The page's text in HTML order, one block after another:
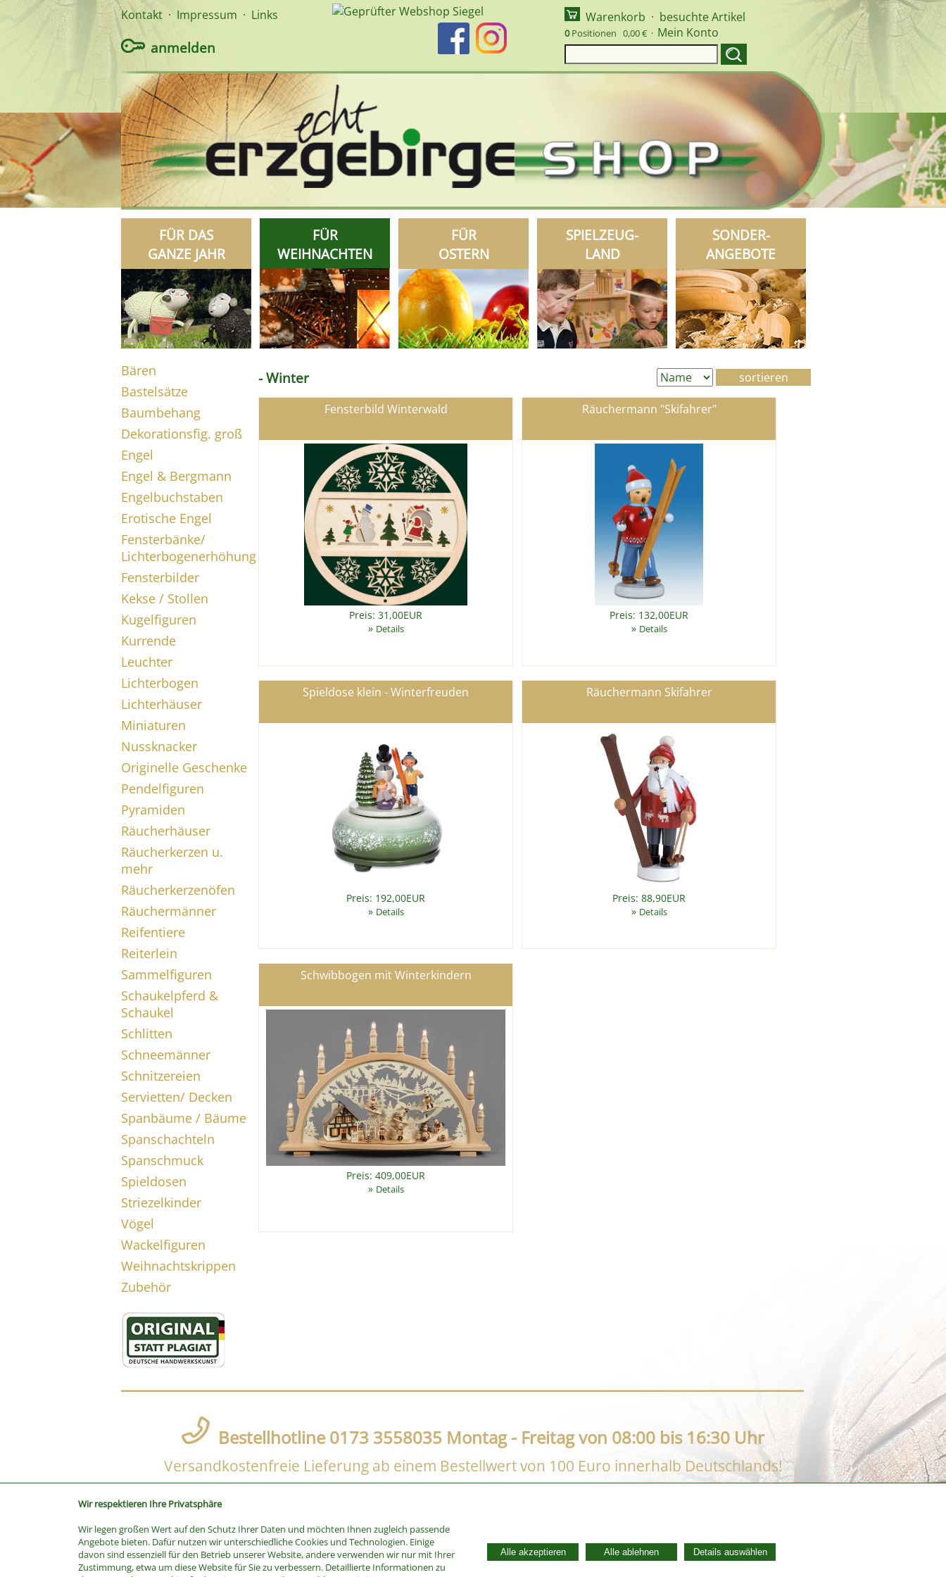
Wir respektieren Ihre Privatsphäre
Wir legen großen Wert auf den Schutz Ihrer Daten und möchten Ihnen zugleich passende
Angebote bieten. Dafür nutzen wir unterschiedliche Cookies und Technologien. Einige
davon sind essenziell für den Betrieb unserer Website, andere verwenden wir nur mit Ihrer
Zustimmung, etwa um diese Website für Sie zu verbessern. Detaillierte Informationen zu
Alle akzeptieren Alle ablehnen Details auswählen
Kontakt · Impressum · Links
anmelden
Warenkorb · besuchte Artikel
0Positionen 0,00 € · Mein Konto
FÜR DAS
GANZE JAHR
FÜR
WEIHNACHTEN
FÜR
OSTERN
SPIELZEUG-
LAND
SONDER-
ANGEBOTE
Bären
Bastelsätze
Baumbehang
Dekorationsfig. groß
Engel
Engel & Bergmann
Engelbuchstaben
Erotische Engel
Fensterbänke/
Lichterbogenerhöhung
Fensterbilder
Kekse / Stollen
Kugelfiguren
Kurrende
Leuchter
Lichterbogen
Lichterhäuser
Miniaturen
Nussknacker
Originelle Geschenke
Pendelfiguren
Pyramiden
Räucherhäuser
Räucherkerzen u.
mehr
Räucherkerzenöfen
Räuchermänner
Reifentiere
Reiterlein
Sammelfiguren
Schaukelpferd &
Schaukel
Schlitten
Schneemänner
Schnitzereien
Servietten/ Decken
Spanbäume / Bäume
Spanschachteln
Spanschmuck
Spieldosen
Striezelkinder
Vögel
Wackelfiguren
Weihnachtskrippen
Zubehör
- Winter
Fensterbild Winterwald
Preis: 31,00EUR
» Details
Räuchermann "Skifahrer"
Preis: 132,00EUR
» Details
Spieldose klein - Winterfreuden
Preis: 192,00EUR
» Details
Räuchermann Skifahrer
Preis: 88,90EUR
» Details
Schwibbogen mit Winterkindern
Preis: 409,00EUR
» Details
Bestellhotline 0173 3558035 Montag - Freitag von 08:00 bis 16:30 Uhr
Versandkostenfreie Lieferung ab einem Bestellwert von 100 Euro innerhalb Deutschlands!
SUCHE
Stichwort
Widerrufsbelehrung
Vertrag widerrufen